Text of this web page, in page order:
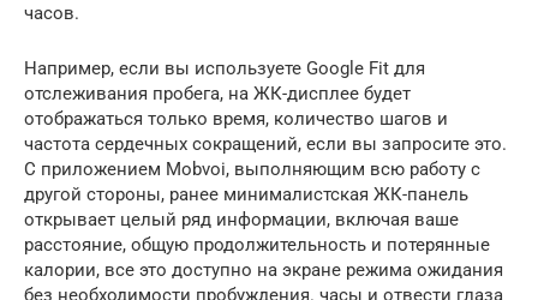
часов.
Например, если вы используете Google Fit для
отслеживания пробега, на ЖК-дисплее будет
отображаться только время, количество шагов и
частота сердечных сокращений, если вы запросите это.
С приложением Mobvoi, выполняющим всю работу с
другой стороны, ранее минималистская ЖК-панель
открывает целый ряд информации, включая ваше
расстояние, общую продолжительность и потерянные
калории, все это доступно на экране режима ожидания
без необходимости пробуждения. часы и отвести глаза